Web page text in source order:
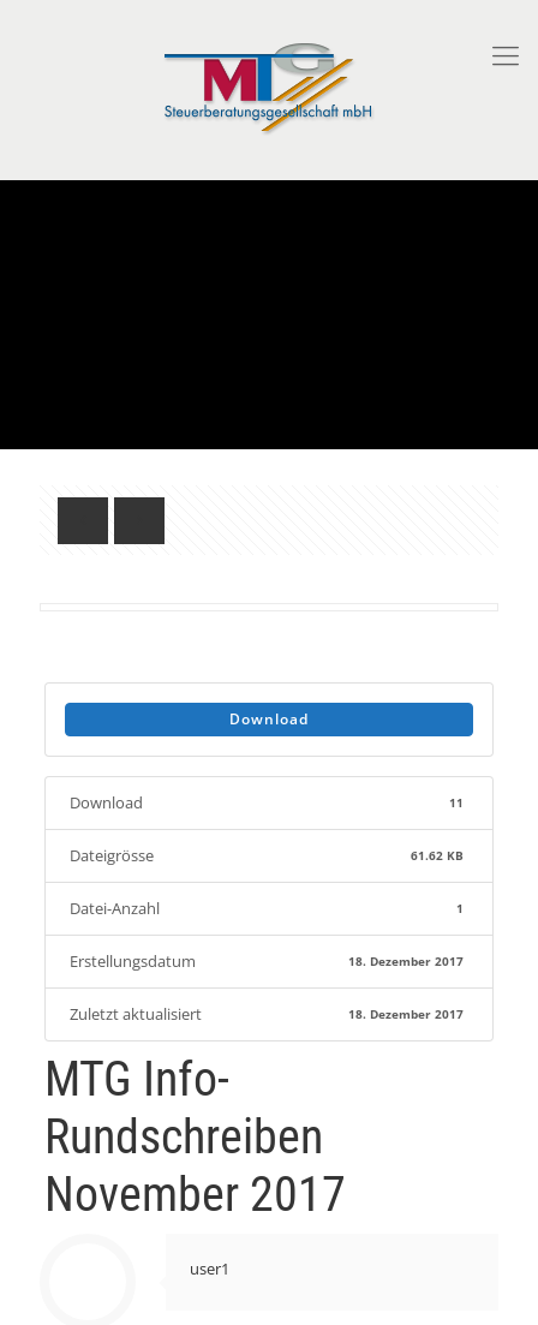
Download
Download 11
Dateigrösse 61.62 KB
Datei-Anzahl 1
Erstellungsdatum 18. Dezember 2017
Zuletzt aktualisiert 18. Dezember 2017
MTG Info-
Rundschreiben
November 2017
user1